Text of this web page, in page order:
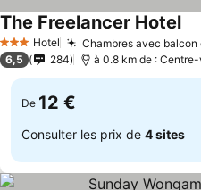
3 ÉtoilesHotel Chambres avec balcon
The Freelancer Hotel
6,5 284 à 0.8 km de :
De 12 €
Consulter les prix de 4 sites